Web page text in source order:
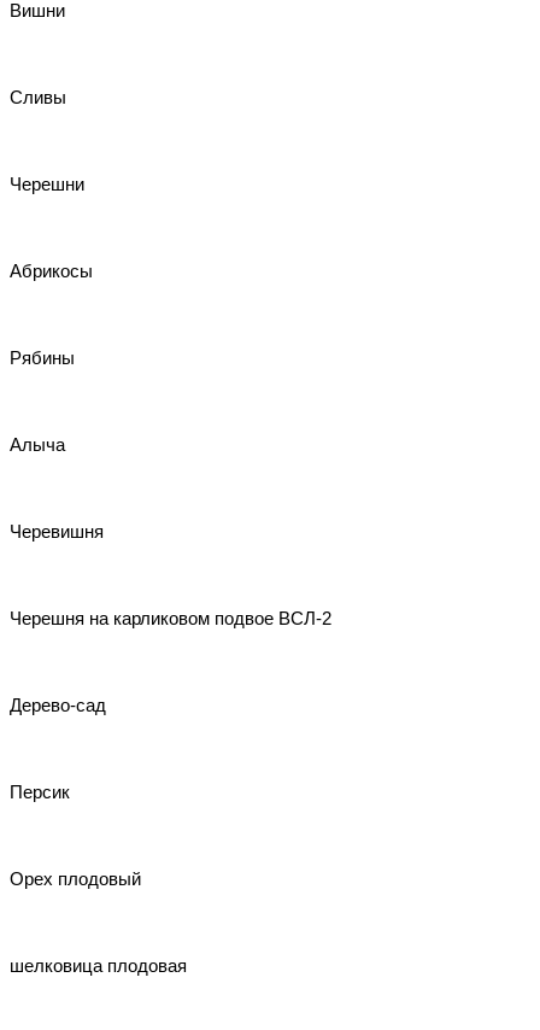
Вишни
Сливы
Черешни
Абрикосы
Рябины
Алыча
Черевишня
Черешня на карликовом подвое ВСЛ-2
Дерево-сад
Персик
Орех плодовый
шелковица плодовая